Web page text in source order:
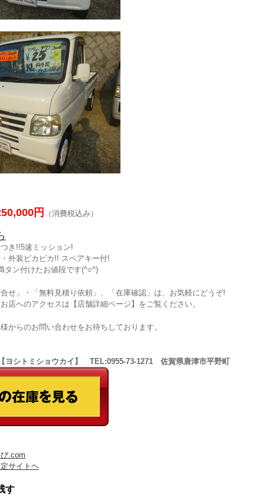
円 （消費税込み）
き!!5速ミッション!
外装ピカピカ!! スペアキー付!
タン付けたお値段です(^○^)
せ」・「無料見積り依頼」、「在庫確認」は、お気軽にどうぞ!
店へのアクセスは【店舗詳細ページ】をご覧ください。
からのお問い合わせをお待ちしております。
ヨシトミショウカイ】 TEL:0955-73-1271 佐賀県唐津市平野町
.com
サイトヘ
す